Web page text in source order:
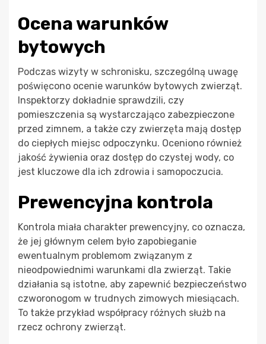
Ocena warunków
bytowych
Podczas wizyty w schronisku, szczególną uwagę
poświęcono ocenie warunków bytowych zwierząt.
Inspektorzy dokładnie sprawdzili, czy
pomieszczenia są wystarczająco zabezpieczone
przed zimnem, a także czy zwierzęta mają dostęp
do ciepłych miejsc odpoczynku. Oceniono również
jakość żywienia oraz dostęp do czystej wody, co
jest kluczowe dla ich zdrowia i samopoczucia.
Prewencyjna kontrola
Kontrola miała charakter prewencyjny, co oznacza,
że jej głównym celem było zapobieganie
ewentualnym problemom związanym z
nieodpowiednimi warunkami dla zwierząt. Takie
działania są istotne, aby zapewnić bezpieczeństwo
czworonogom w trudnych zimowych miesiącach.
To także przykład współpracy różnych służb na
rzecz ochrony zwierząt.